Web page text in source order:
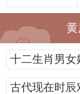
十二生肖男女
古代现在时辰